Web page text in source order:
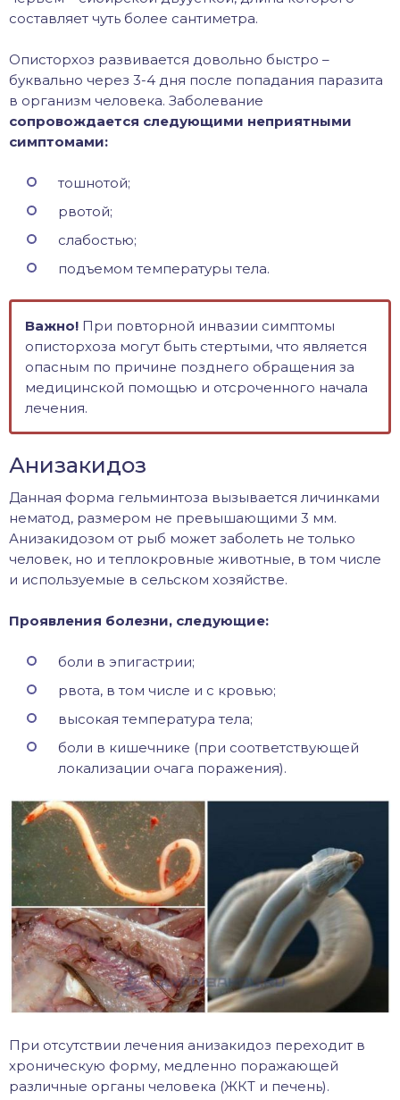
составляет чуть более сантиметра.
Описторхоз развивается довольно быстро –
буквально через 3-4 дня после попадания паразита
в организм человека. Заболевание
сопровождается следующими неприятными
симптомами:
тошнотой;
рвотой;
слабостью;
подъемом температуры тела.
Важно! При повторной инвазии симптомы
описторхоза могут быть стертыми, что является
опасным по причине позднего обращения за
медицинской помощью и отсроченного начала
лечения.
Анизакидоз
Данная форма гельминтоза вызывается личинками
нематод, размером не превышающими 3 мм.
Анизакидозом от рыб может заболеть не только
человек, но и теплокровные животные, в том числе
и используемые в сельском хозяйстве.
Проявления болезни, следующие:
боли в эпигастрии;
рвота, в том числе и с кровью;
высокая температура тела;
боли в кишечнике (при соответствующей
локализации очага поражения).
При отсутствии лечения анизакидоз переходит в
хроническую форму, медленно поражающей
различные органы человека (ЖКТ и печень).